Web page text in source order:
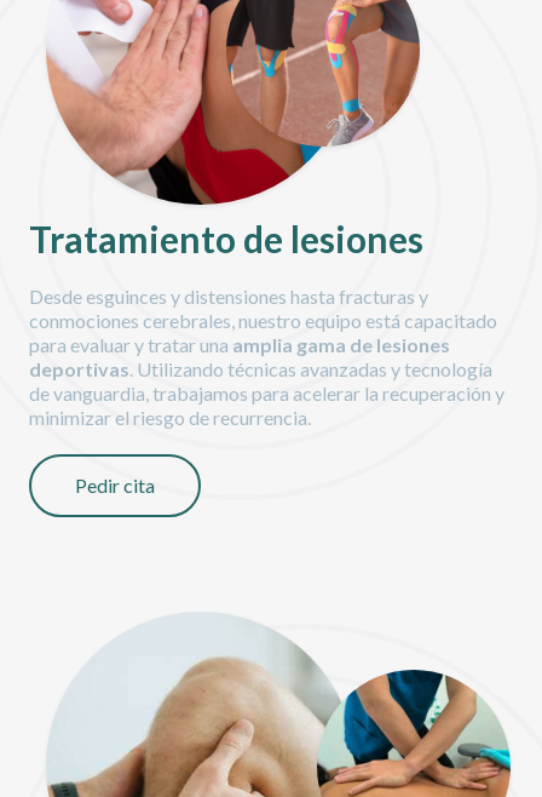
Tratamiento de lesiones
Desde esguinces y distensiones hasta fracturas y
conmociones cerebrales, nuestro equipo está capacitado
para evaluar y tratar una amplia gama de lesiones
deportivas. Utilizando técnicas avanzadas y tecnología
de vanguardia, trabajamos para acelerar la recuperación y
minimizar el riesgo de recurrencia.
Pedir cita